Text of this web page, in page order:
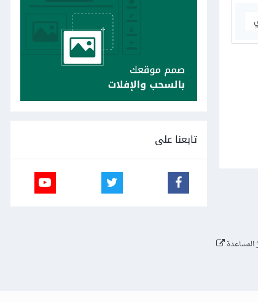
تابعنا على
المساعدة